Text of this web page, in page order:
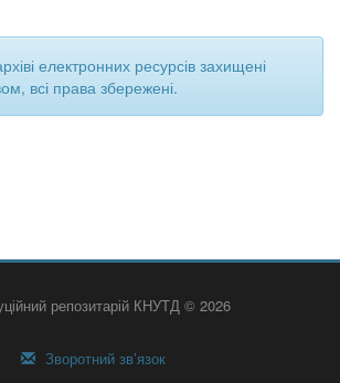
електронних ресурсів захищені
всі права збережені.
репозитарій КНУТД © 2026
Зворотний зв’язок